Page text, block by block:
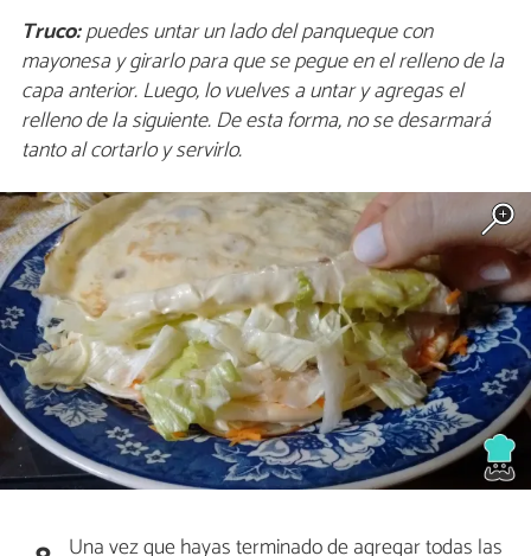
Truco:puedes untar un lado del panqueque con
mayonesa y girarlo para que se pegue en el relleno de la
capa anterior. Luego, lo vuelves a untar y agregas el
relleno de la siguiente. De esta forma, no se desarmará
tanto al cortarlo y servirlo.
Una vez que hayas terminado de agregar todas las